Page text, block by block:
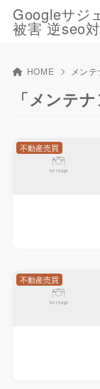
Googleサジ
被害 逆seo
HOME メン
「メンテ
不動産売買
不動産売買